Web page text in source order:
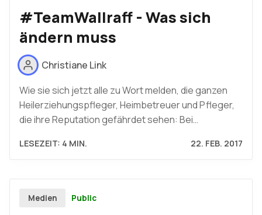
#TeamWallraff - Was sich
ändern muss
Christiane Link
Wie sie sich jetzt alle zu Wort melden, die ganzen
Heilerziehungspfleger, Heimbetreuer und Pfleger,
die ihre Reputation gefährdet sehen: Bei…
LESEZEIT: 4 MIN. 22. FEB. 2017
Medien Public